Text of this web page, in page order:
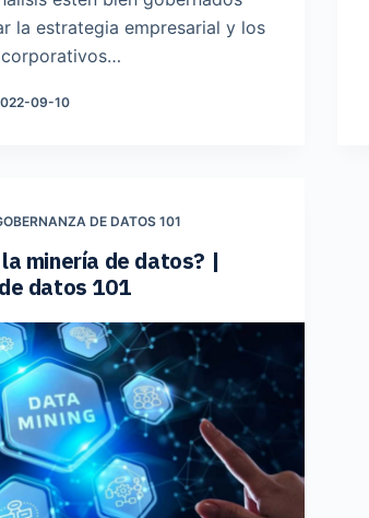
la estrategia empresarial y los
09-10
DE DATOS 101
la minería de datos? |
datos 101